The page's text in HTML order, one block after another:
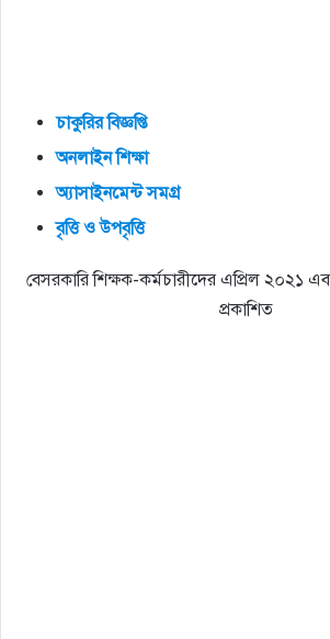
চাকুরির বিজ্ঞপ্তি
অনলাইন শিক্ষা
অ্যাসাইনমেন্ট সমগ্র
বৃত্তি ও উপবৃত্তি
বেসরকারি শিক্ষক-কর্মচারীদের এপ্রিল ২০২১
প্রকাশিত